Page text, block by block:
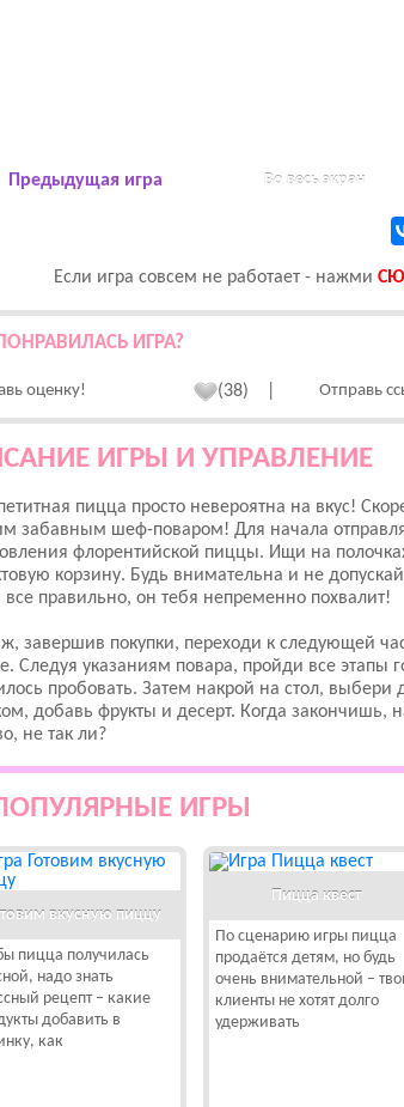
Предыдущая игра Во весь экран
Если игра совсем не работает - нажми
ИГРА?
оценку! (38) Отправь
ИГРЫ И УПРАВЛЕНИЕ
пицца просто невероятна на вкус!
забавным шеф-поваром! Для начала
флорентийской пиццы. Ищи на
корзину. Будь внимательна и не
все правильно, он тебя непременно похвалит!
завершив покупки, переходи к следующей
Следуя указаниям повара, пройди все
пробовать. Затем накрой на стол,
добавь фрукты и десерт. Когда закончишь,
не так ли?
ИГРЫ
вкусную пиццу
пицца получилась
надо знать
рецепт – какие
добавить в
как
Пицца квест
По сценарию игры пицца
продаётся детям, но будь
очень внимательной –
клиенты не хотят долго
удерживать